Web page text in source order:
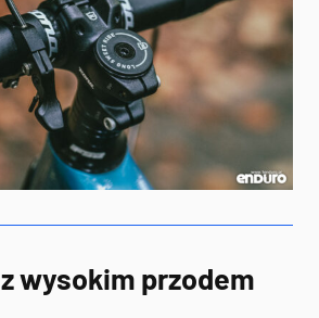
wysokim przodem